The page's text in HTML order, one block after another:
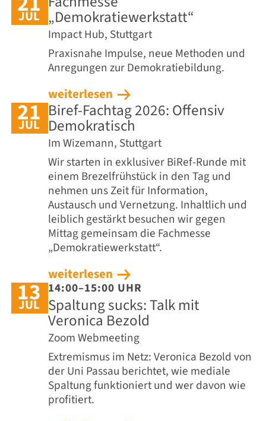
JUL „Demokratiewerkstatt“
Impact Hub, Stuttgart
Praxisnahe Impulse, neue Methoden und
Anregungen zur Demokratiebildung.
weiterlesen
21
JUL
Biref-Fachtag 2026: Offensiv
Demokratisch
Im Wizemann, Stuttgart
Wir starten in exklusiver BiRef-Runde mit
einem Brezelfrühstück in den Tag und
nehmen uns Zeit für Information,
Austausch und Vernetzung. Inhaltlich und
leiblich gestärkt besuchen wir gegen
Mittag gemeinsam die Fachmesse
„Demokratiewerkstatt“.
weiterlesen
13
JUL
14:00–15:00 UHR
Spaltung sucks: Talk mit
Veronica Bezold
Zoom Webmeeting
Extremismus im Netz: Veronica Bezold von
der Uni Passau berichtet, wie mediale
Spaltung funktioniert und wer davon wie
profitiert.